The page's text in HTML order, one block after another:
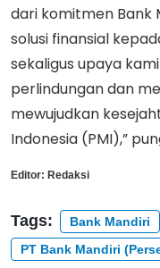
dari komitmen Bank
solusi finansial
sekaligus upaya
perlindungan dan
mewujudkan
Indonesia (PMI),”
Editor: Redaksi
Tags: Bank Mandiri
PT Bank Mandiri